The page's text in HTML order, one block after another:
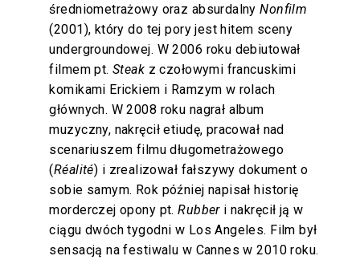
średniometrażowy oraz absurdalnyNonfilm
(2001), który do tej pory jest hitem sceny
undergroundowej. W 2006 roku debiutował
filmem pt.Steak z czołowymi francuskimi
komikami Erickiem i Ramzym w rolach
głównych. W 2008 roku nagrał album
muzyczny, nakręcił etiudę, pracował nad
scenariuszem filmu długometrażowego
(Réalité) i zrealizował fałszywy dokument o
sobie samym. Rok później napisał historię
morderczej opony pt.Rubberi nakręcił ją w
ciągu dwóch tygodni w Los Angeles. Film był
sensacją na festiwalu w Cannes w 2010 roku.